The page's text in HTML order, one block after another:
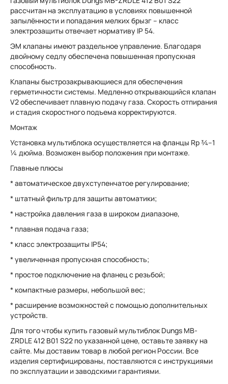
рассчитан на эксплуатацию в условиях повышенной
запылённости и попадания мелких брызг – класс
электрозащиты отвечает нормативу IP 54.
ЭМ клапаны имеют раздельное управление. Благодаря
двойному седлу обеспечена повышенная пропускная
способность.
Клапаны быстрозакрывающиеся для обеспечения
герметичности системы. Медленно открывающийся клапан
V2 обеспечивает плавную подачу газа. Скорость отпирания
и стадия скоростного подъема корректируются.
Монтаж
Установка мультиблока осуществляется на фланцы Rp ¾–1
¼ дюйма. Возможен выбор положения при монтаже.
Главные плюсы
* автоматическое двухступенчатое регулирование;
* штатный фильтр для защиты автоматики;
* настройка давления газа в широком диапазоне,
* плавная подача газа;
* класс электрозащиты IP54;
* увеличенная пропускная способность;
* простое подключение на фланец с резьбой;
* компактные размеры, небольшой вес;
* расширение возможностей с помощью дополнительных
устройств.
Для того чтобы купить газовый мультиблок Dungs MB-
ZRDLE 412 B01 S22 по указанной цене, оставьте заявку на
сайте. Мы доставим товар в любой регион России. Все
изделия сертифицированы, поставляются с инструкциями
по эксплуатации и заводскими гарантиями.